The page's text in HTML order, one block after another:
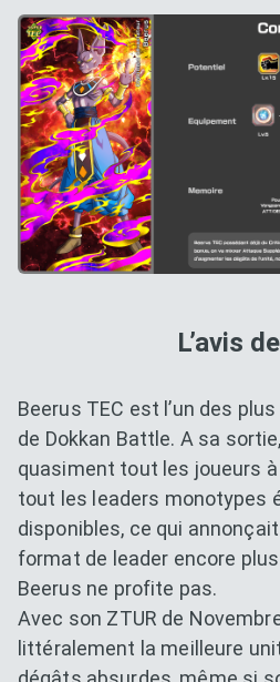
L’avis
Beerus TEC est l’un des
de Dokkan Battle. A sa
quasiment tout les joueurs
tout les leaders monotypes
disponibles, ce qui annonçait
format de leader encore
Beerus ne profite pas.
Avec son ZTUR de
littéralement la meilleure